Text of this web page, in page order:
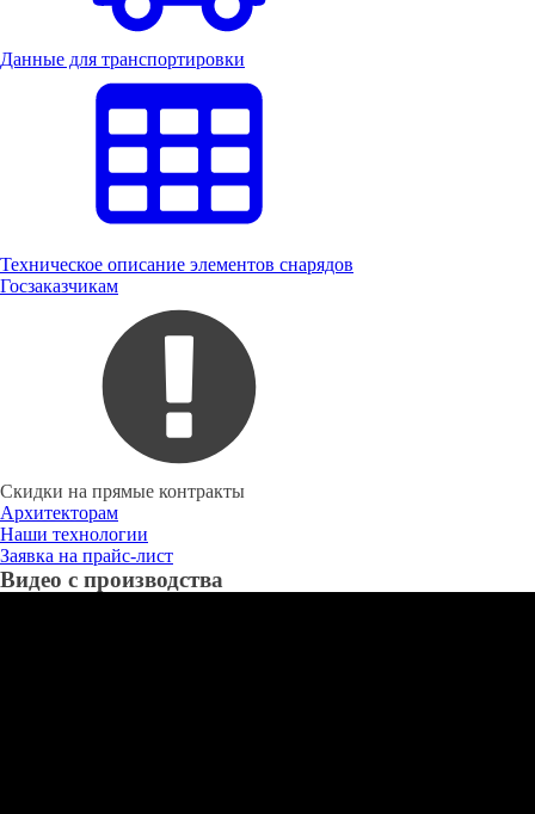
Данные для транспортировки
Техническое описание элементов снарядов
Госзаказчикам
Скидки на прямые контракты
Архитекторам
Наши технологии
Заявка на прайс-лист
Видео с производства